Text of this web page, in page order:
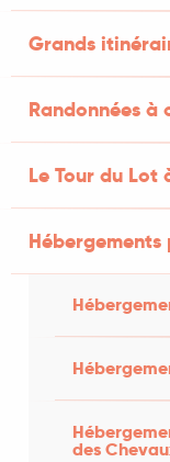
Grands
Randonnées
Le Tour du Lot
des
Sozy
!